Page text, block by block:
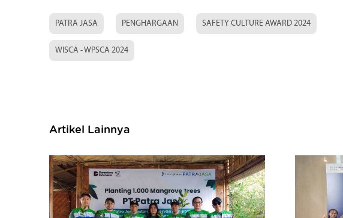
PATRA JASA PENGHARGAAN SAFETY CULTURE AWARD 2024
WISCA - WPSCA 2024
Artikel Lainnya